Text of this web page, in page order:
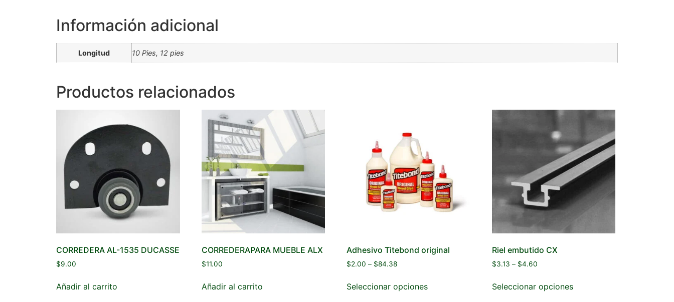
Información adicional
Longitud 10 Pies, 12 pies
Productos relacionados
CORREDERA AL-1535 DUCASSE
$9.00
Añadir al carrito
CORREDERAPARA MUEBLE ALX
$11.00
Añadir al carrito
Adhesivo Titebond original
$2.00 – $84.38
Seleccionar opciones
Riel embutido CX
$3.13 – $4.60
Seleccionar opciones